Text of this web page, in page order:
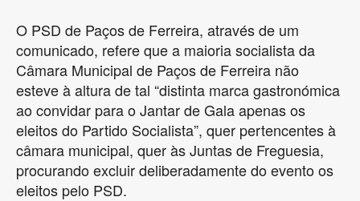
O PSD de Paços de Ferreira, através de um
comunicado, refere que a maioria socialista da
Câmara Municipal de Paços de Ferreira não
esteve à altura de tal “distinta marca gastronómica
ao convidar para o Jantar de Gala apenas os
eleitos do Partido Socialista”, quer pertencentes à
câmara municipal, quer às Juntas de Freguesia,
procurando excluir deliberadamente do evento os
eleitos pelo PSD.